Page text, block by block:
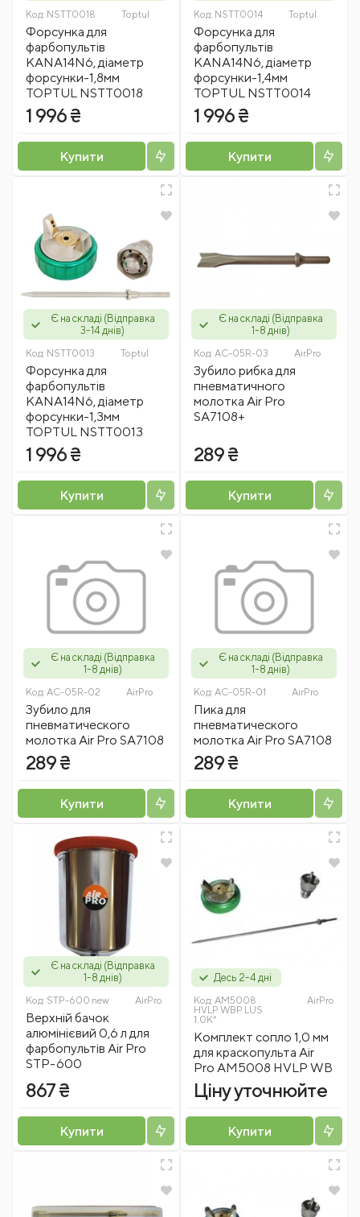
Код: NSTT0018 Toptul
Форсунка для
фарбопультів
KANA14N6, діаметр
форсунки-1,8мм
TOPTUL NSTT0018
1 996 ₴
Купити
Код: NSTT0014 Toptul
Форсунка для
фарбопультів
KANA14N6, діаметр
форсунки-1,4мм
TOPTUL NSTT0014
1 996 ₴
Купити
Є на складі (Відправка
3-14 днів)
Код: NSTT0013 Toptul
Форсунка для
фарбопультів
KANA14N6, діаметр
форсунки-1,3мм
TOPTUL NSTT0013
1 996 ₴
Купити
Є на складі (Відправка
1-8 днів)
Код: AC-05R-03 AirPro
Зубило рибка для
пневматичного
молотка Air Pro
SA7108+
289 ₴
Купити
Є на складі (Відправка
1-8 днів)
Код: AC-05R-02 AirPro
Зубило для
пневматического
молотка Air Pro SA7108
289 ₴
Купити
Є на складі (Відправка
1-8 днів)
Код: AC-05R-01 AirPro
Пика для
пневматического
молотка Air Pro SA7108
289 ₴
Купити
Є на складі (Відправка
1-8 днів)
Код: STP-600 new AirPro
Верхній бачок
алюмінієвий 0,6 л для
фарбопультів Air Pro
STP-600
867 ₴
Купити
Десь 2-4 дні
Код: AM5008
HVLP WBP LUS
1.0K*
AirPro
Комплект сопло 1,0 мм
для краскопульта Air
Pro AM5008 HVLP WB
Ціну уточнюйте
Купити